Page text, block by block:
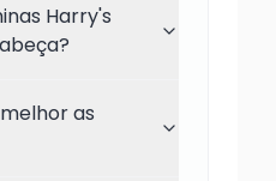
Harry's
as